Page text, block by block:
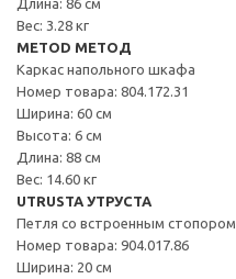
Вес: 3.28 кг
METOD МЕТОД
Каркас напольного шкафа
Номер товара: 804.172.31
Ширина: 60 см
Высота: 6 см
Длина: 88 см
Вес: 14.60 кг
UTRUSTA УТРУСТА
Петля со встроенным стопором
Номер товара: 904.017.86
Ширина: 20 см